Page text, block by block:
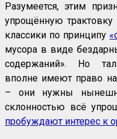
Разумеется, этим
упрощённую трактовку
классики по принципу
мусора в виде
содержаний». Но
вполне имеют право
– они нужны
склонностью всё
пробуждают интерес к